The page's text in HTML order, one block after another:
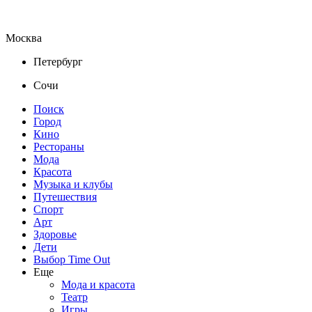
Москва
Петербург
Сочи
Поиск
Город
Кино
Рестораны
Мода
Красота
Музыка и клубы
Путешествия
Спорт
Арт
Здоровье
Дети
Выбор Time Out
Еще
Мода и красота
Театр
Игры